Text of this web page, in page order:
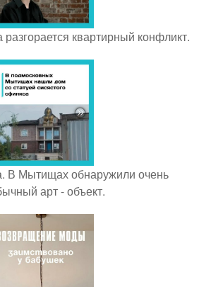
квартирный конфликт.
В Мытищах обнаружили очень
арт - объект.